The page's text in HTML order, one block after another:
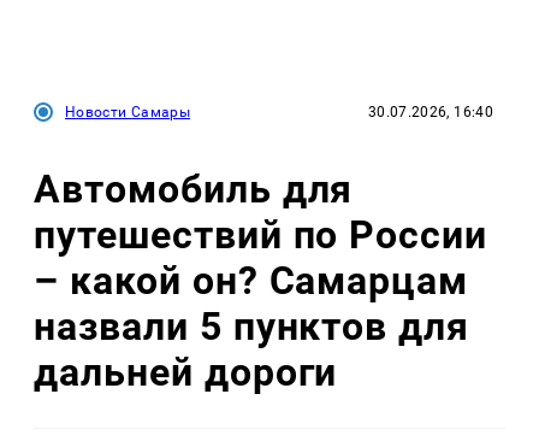
Новости Самары 30.07.2026, 16:40
Автомобиль для
путешествий по России
– какой он? Самарцам
назвали 5 пунктов для
дальней дороги